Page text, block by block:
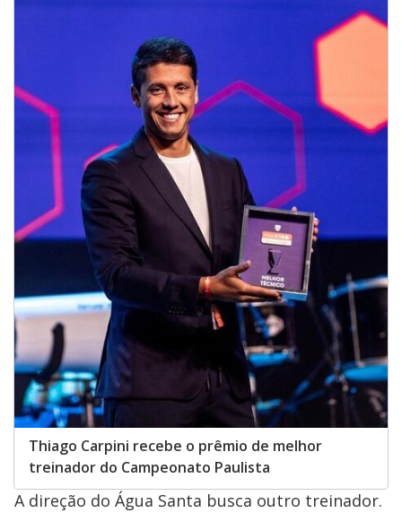
Thiago Carpini recebe o prêmio de melhor
treinador do Campeonato Paulista
A direção do Água Santa busca outro treinador.